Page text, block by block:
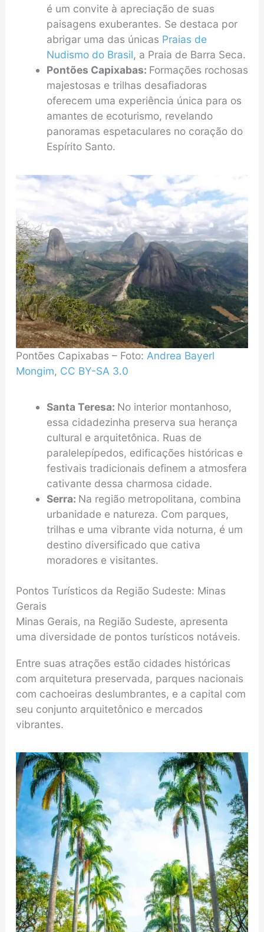
é um convite à apreciação de suas
paisagens exuberantes. Se destaca por
abrigar uma das únicas Praias de
Nudismo do Brasil, a Praia de Barra Seca.
Pontões Capixabas: Formações rochosas
majestosas e trilhas desafiadoras
oferecem uma experiência única para os
amantes de ecoturismo, revelando
panoramas espetaculares no coração do
Espírito Santo.
Pontões Capixabas – Foto: Andrea Bayerl
Mongim, CC BY-SA 3.0
Santa Teresa: No interior montanhoso,
essa cidadezinha preserva sua herança
cultural e arquitetônica. Ruas de
paralelepípedos, edificações históricas e
festivais tradicionais definem a atmosfera
cativante dessa charmosa cidade.
Serra: Na região metropolitana, combina
urbanidade e natureza. Com parques,
trilhas e uma vibrante vida noturna, é um
destino diversificado que cativa
moradores e visitantes.
Pontos Turísticos da Região Sudeste: Minas
Gerais
Minas Gerais, na Região Sudeste, apresenta
uma diversidade de pontos turísticos notáveis.
Entre suas atrações estão cidades históricas
com arquitetura preservada, parques nacionais
com cachoeiras deslumbrantes, e a capital com
seu conjunto arquitetônico e mercados
vibrantes.